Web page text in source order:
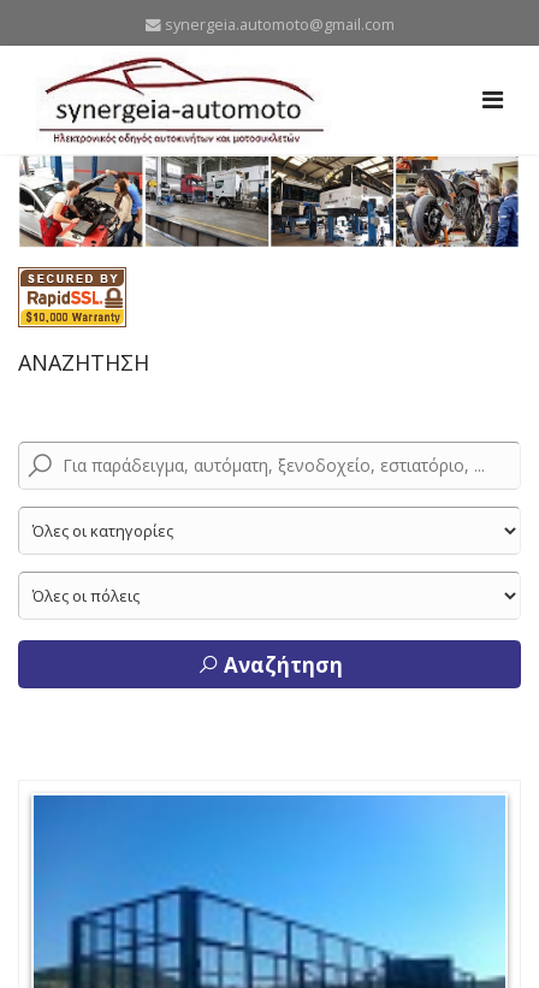
synergeia.automoto@gmail.com
ΑΝΑΖΗΤΗΣΗ
Αναζήτηση